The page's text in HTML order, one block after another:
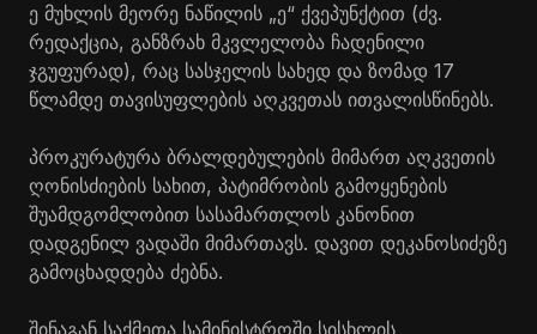
ე მუხლის მეორე ნაწილის „ე“ ქვეპუნქტით (ძვ.
რედაქცია, განზრახ მკვლელობა ჩადენილი
ჯგუფურად), რაც სასჯელის სახედ და ზომად 17
წლამდე თავისუფლების აღკვეთას ითვალისწინებს.
პროკურატურა ბრალდებულების მიმართ აღკვეთის
ღონისძიების სახით, პატიმრობის გამოყენების
შუამდგომლობით სასამართლოს კანონით
დადგენილ ვადაში მიმართავს. დავით დეკანოსიძეზე
გამოცხადდება ძებნა.
შინაგან საქმეთა სამინისტროში სისხლის